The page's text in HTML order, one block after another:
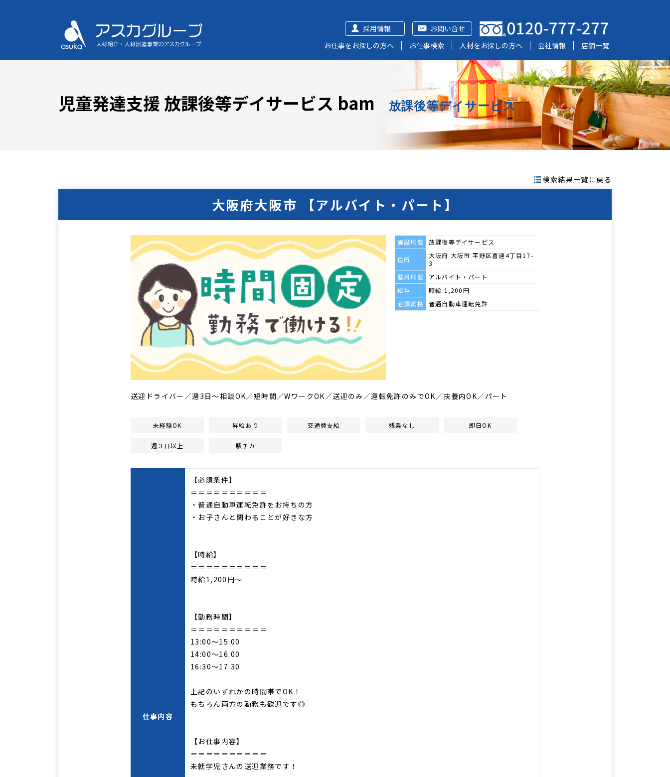
お問い合せ
採用情報
お仕事をお探しの方へ
お仕事検索 人材をお探しの方へ 会社情報 店舗一覧
児童発達支援 放課後等デイサービス bam 放課後等デイサービス
検索結果一覧に戻る
大阪府大阪市 【アルバイト・パート】
施設形態 放課後等デイサービス
住所
大阪府 大阪市 平野区喜連4丁目17-
3
雇用形態
アルバイト・パート
給与
時給 1,200円
必須資格
普通自動車運転免許
送迎ドライバー／週3日～相談OK／短時間／WワークOK／送迎のみ／運転免許のみでOK／扶養内OK／パート
未経験OK 昇給あり 交通費支給 残業なし 即日OK
週３日以上 駅チカ
仕事内容
【必須条件】
＝＝＝＝＝＝＝＝＝＝
・普通自動車運転免許をお持ちの方
・お子さんと関わることが好きな方
【時給】
＝＝＝＝＝＝＝＝＝＝
時給1,200円～
【勤務時間】
＝＝＝＝＝＝＝＝＝＝
13:00～15:00
14:00～16:00
16:30～17:30
上記のいずれかの時間帯でOK！
もちろん両方の勤務も歓迎です◎
【お仕事内容】
＝＝＝＝＝＝＝＝＝＝
未就学児さんの送迎業務です！